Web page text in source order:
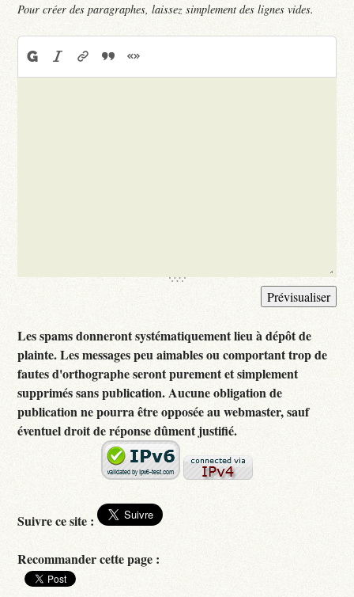
Pour créer des paragraphes, laissez simplement des lignes vides.
Les spams donneront systématiquement lieu à dépôt de
plainte. Les messages peu aimables ou comportant trop de
fautes d'orthographe seront purement et simplement
supprimés sans publication. Aucune obligation de
publication ne pourra être opposée au webmaster, sauf
éventuel droit de réponse dûment justifié.
Suivre ce site :
Recommander cette page :